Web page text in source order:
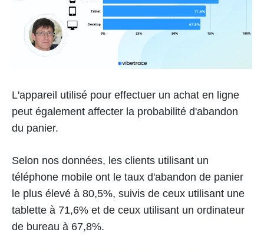
L'appareil utilisé pour effectuer un achat en ligne
peut également affecter la probabilité d'abandon
du panier.
Selon nos données, les clients utilisant un
téléphone mobile ont le taux d'abandon de panier
le plus élevé à 80,5%, suivis de ceux utilisant une
tablette à 71,6% et de ceux utilisant un ordinateur
de bureau à 67,8%.